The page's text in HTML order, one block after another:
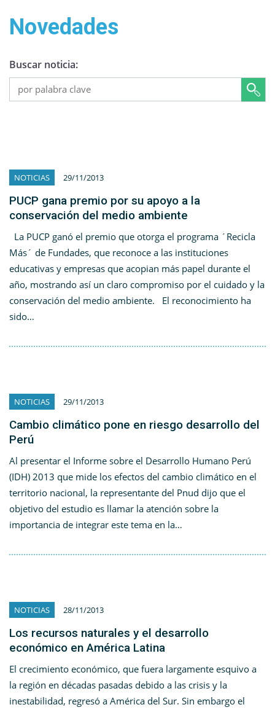
Novedades
Buscar noticia:
NOTICIAS 29/11/2013
PUCP gana premio por su apoyo a la
conservación del medio ambiente
La PUCP ganó el premio que otorga el programa ´Recicla
Más´ de Fundades, que reconoce a las instituciones
educativas y empresas que acopian más papel durante el
año, mostrando así un claro compromiso por el cuidado y la
conservación del medio ambiente. El reconocimiento ha
sido…
NOTICIAS 29/11/2013
Cambio climático pone en riesgo desarrollo del
Perú
Al presentar el Informe sobre el Desarrollo Humano Perú
(IDH) 2013 que mide los efectos del cambio climático en el
territorio nacional, la representante del Pnud dijo que el
objetivo del estudio es llamar la atención sobre la
importancia de integrar este tema en la…
NOTICIAS 28/11/2013
Los recursos naturales y el desarrollo
económico en América Latina
El crecimiento económico, que fuera largamente esquivo a
la región en décadas pasadas debido a las crisis y la
inestabilidad, regresó a América del Sur. Sin embargo el